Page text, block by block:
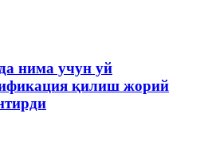
нима учун уй
қилиш жорий